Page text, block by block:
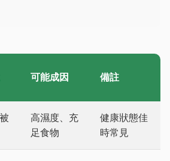
可能成因 備註
高濕度、充
足食物
健康狀態佳
時常見